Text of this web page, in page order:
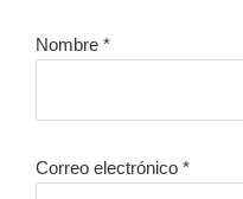
Nombre *
Correo electrónico *